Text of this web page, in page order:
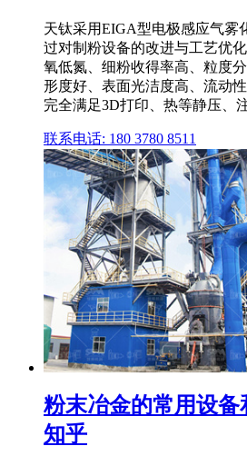
天钛采用EIGA型电极感应气雾
过对制粉设备的改进与工艺优
氧低氮、细粉收得率高、粒度
形度好、表面光洁度高、流动
完全满足3D打印、热等静压、
联系电话: 180 3780 8511
粉末冶金的常用设备
知乎